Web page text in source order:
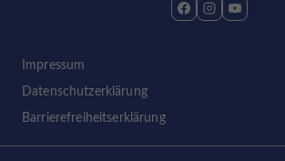
Impressum
Datenschutzerklärung
Barrierefreiheitserklärung